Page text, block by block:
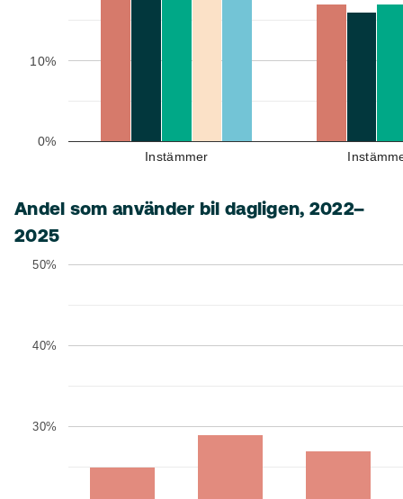
Instämmer
0%
10%
Andel som använder bil dagligen, 2022–
2025
30%
40%
50%